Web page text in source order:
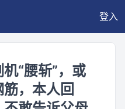
登入
“腰斩”，或
，本人回